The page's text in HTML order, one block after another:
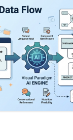
块的语义。 约束
在相关元素附近。
效的约束？ 一个
扩展范围，超出其
结构正确，所有约
式 } 用花括号{} 放
以可视化方式呈现
示例约束 何时使用
行为 多重性规则 {
号的基数 业务规